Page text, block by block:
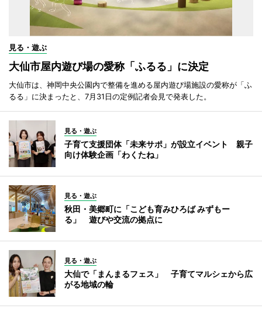
見る・遊ぶ
大仙市屋内遊び場の愛称「ふるる」に決定
大仙市は、神岡中央公園内で整備を進める屋内遊び場施設の愛称が「ふ
るる」に決まったと、7月31日の定例記者会見で発表した。
見る・遊ぶ
子育て支援団体「未来サポ」が設立イベント 親子
向け体験企画「わくたね」
見る・遊ぶ
秋田・美郷町に「こども育みひろば みずもー
る」 遊びや交流の拠点に
見る・遊ぶ
大仙で「まんまるフェス」 子育てマルシェから広
がる地域の輪